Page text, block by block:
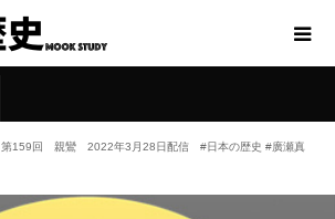
第159回 親鸞 2022年3月28日配信 #日本の歴史 #廣瀬真